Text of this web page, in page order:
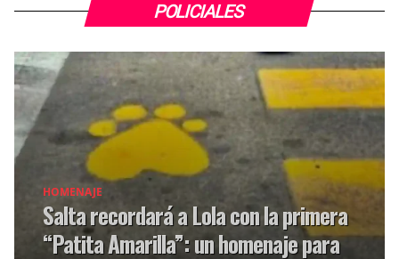
POLICIALES
HOMENAJE
Salta recordará a Lola con la primera
“Patita Amarilla”: un homenaje para